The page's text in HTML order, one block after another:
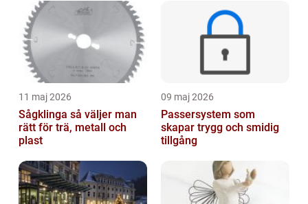
11 maj 2026
Sågklinga så väljer man
rätt för trä, metall och
plast
09 maj 2026
Passersystem som
skapar trygg och smidig
tillgång